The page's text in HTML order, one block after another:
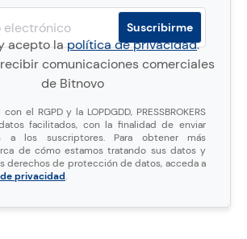
acepto lapolítica de privacidad.
comunicaciones comerciales
de Bitnovo
el RGPD y la LOPDGDD, PRESSBROKERS
facilitados, con la finalidad de enviar
a los suscriptores. Para obtener más
de cómo estamos tratando sus datos y
derechos de protección de datos, acceda a
privacidad.